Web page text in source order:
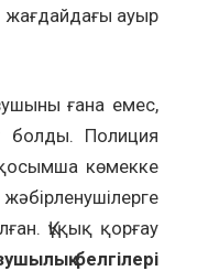
жағдайдағы ауыр
ғана емес,
болды. Полиция
қосымша көмекке
Құқық қорғау
белгілері